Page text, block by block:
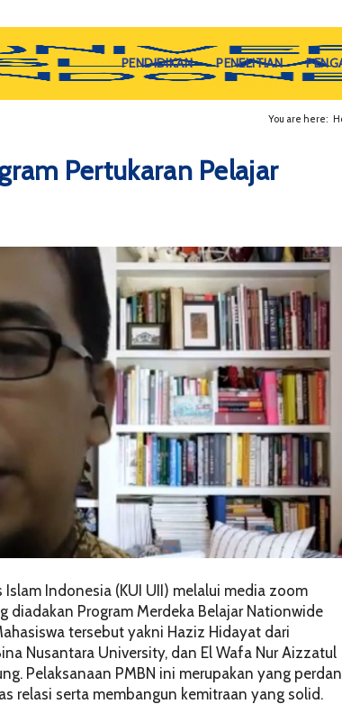
PENDIDIKAN PENELITIAN
You are here:
Pertukaran Pelajar
Indonesia (KUI UII) melalui media zoom
diadakan Program Merdeka Belajar Nationwide
tersebut yakni Haziz Hidayat dari
Nusantara University, dan El Wafa Nur Aizzatul
Pelaksanaan PMBN ini merupakan yang
relasi serta membangun kemitraan yang solid.